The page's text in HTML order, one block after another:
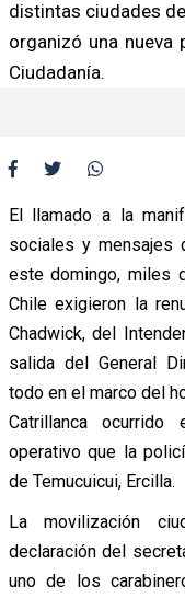
distintas ciudades
organizó una nueva
Ciudadanía.
El llamado a la
sociales y mensajes
este domingo, miles
Chile exigieron la
Chadwick, del
salida del General
todo en el marco del
Catrillanca
operativo que la
de Temucuicui, Ercilla.
La movilización
declaración del
uno de los